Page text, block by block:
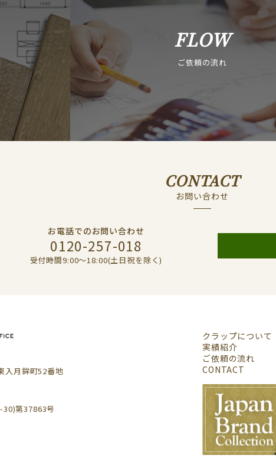
FLOW
ご依頼の流れ
CONTACT
お問い合わせ
お電話でのお問い合わせ
0120-257-018
受付時間9:00〜18:00(土日祝を除く)
入月鉾町52番地
第37863号
クラップについて
実績紹介
ご依頼の流れ
CONTACT